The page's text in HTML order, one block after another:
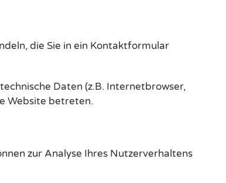
die Sie in ein Kontaktformular
Daten (z.B. Internetbrowser,
Website betreten.
zur Analyse Ihres Nutzerverhaltens